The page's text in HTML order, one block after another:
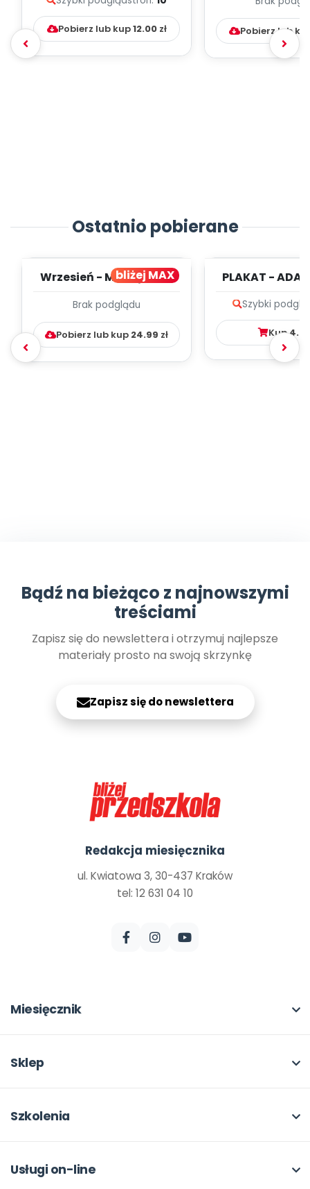
Pobierz lub kup12.00zł Pobierz lub
Ostatnio pobierane
bliżej MAX
Wrzesień - MIESIĘCZNY
WYCHOWAWCZO –
DYDAKTYC...
Brak podglądu
Pobierz lub kup 24.99 zł
PLAKAT -
Szybki
Kup
Bądź na bieżąco z najnowszymi
treściami
Zapisz się do newslettera i otrzymuj najlepsze
materiały prosto na swoją skrzynkę
Zapisz się do newslettera
Redakcja miesięcznika
ul. Kwiatowa 3, 30-437 Kraków
tel: 12 631 04 10
Miesięcznik
W numerze
Pomoce dydaktyczne
Dla autorów
Sklep
Moje zakupy
Odbiory i kontakt
Szkolenia
Online
Usługi on-line